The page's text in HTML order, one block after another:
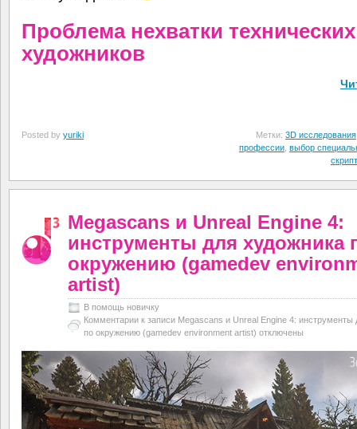
Проблема нехватки технических
художников
Posted by yuriki Метки: 3D исследования
профессии выбор
Megascans и Unreal Engine 4:
инструменты для художника
окружению (gamedev
artist)
В помощь новичку
Комментарии к записи Megascans и Unreal Engine 4: инструменты
по окружению (gamedev environment artist) отключены